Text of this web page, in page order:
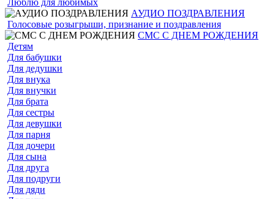
Люблю для любимых
АУДИО ПОЗДРАВЛЕНИЯ
Голосовые розыгрыши, признание и поздравления
СМС С ДНЕМ РОЖДЕНИЯ
Детям
Для бабушки
Для дедушки
Для внука
Для внучки
Для брата
Для сестры
Для девушки
Для парня
Для дочери
Для сына
Для друга
Для подруги
Для дяди